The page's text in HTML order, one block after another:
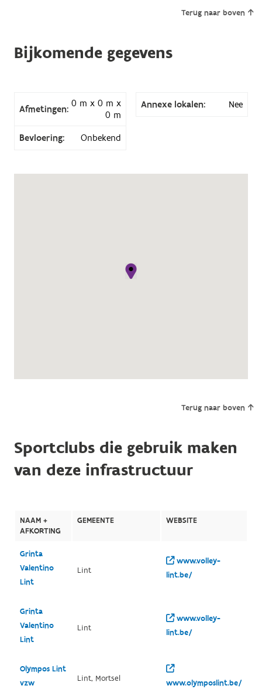
Terug naar boven
Bijkomende gegevens
Afmetingen: 0 m x 0 m x
0 m
Annexe lokalen: Nee
Bevloering: Onbekend
Terug naar boven
Sportclubs die gebruik maken
van deze infrastructuur
NAAM +
AFKORTING
GEMEENTE WEBSITE
Grinta
Valentino
Lint
Lint
www.volley-
lint.be/
Grinta
Valentino
Lint
Lint
www.volley-
lint.be/
Olympos Lint
vzw
Lint, Mortsel www.olymposlint.be/